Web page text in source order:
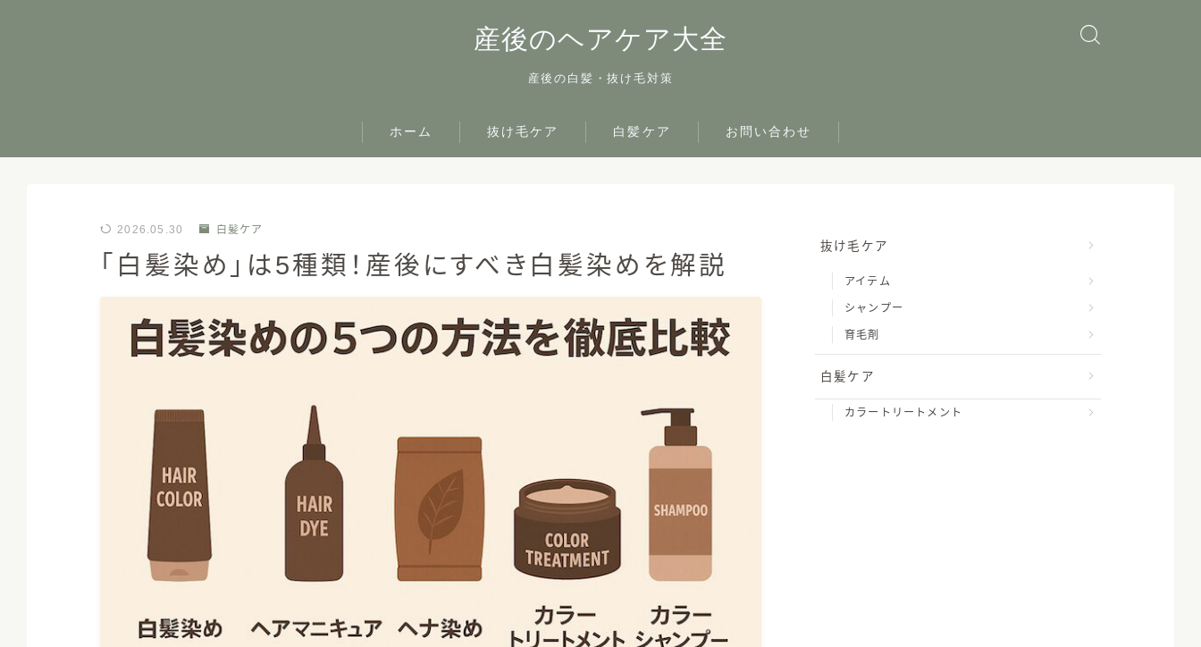
産後のヘアケア大全
産後の白髪・抜け毛対策
ホーム 抜け毛ケア 白髪ケア お問い合わせ
2026.05.30 白髪ケア
「白髪染め」は5種類！産後にすべき白髪染めを解説
抜け毛ケア
アイテム
シャンプー
育毛剤
白髪ケア
カラートリートメント